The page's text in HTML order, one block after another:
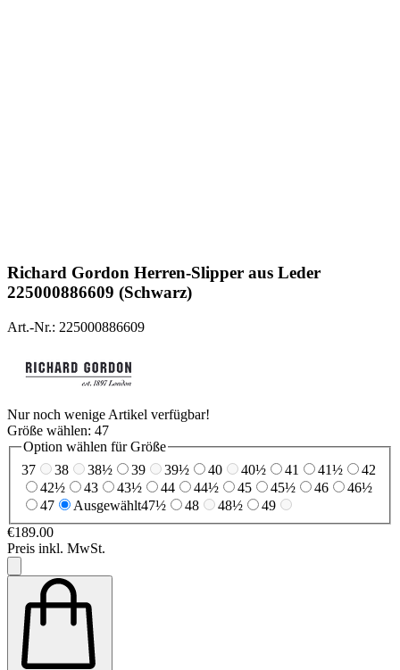
Richard Gordon Herren-Slipper aus Leder
225000886609 (Schwarz)
Art.-Nr.: 225000886609
Nur noch wenige Artikel verfügbar!
Größe wählen: 47
Option wählen für Größe
37
38 38½ 39 39½ 40 40½ 41 41½
42
42½
43 43½ 44 44½ 45 45½ 46
46½
47
Ausgewählt47½ 48 48½
49
€189.00
Preis inkl. MwSt.